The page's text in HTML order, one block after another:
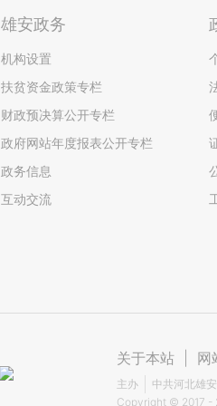
雄安政务
机构设置
扶贫资金政策专栏
财政预决算公开专栏
政府网站年度报表公开专栏
政务信息
互动交流
关于本站 网
主办
中共河北雄
Copyright © 2017 -